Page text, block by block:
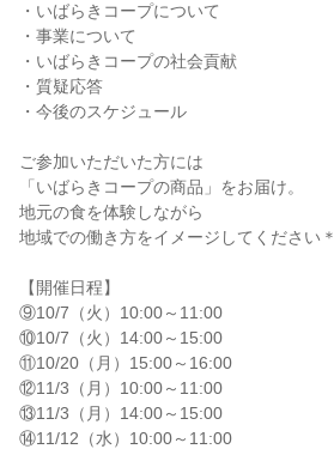
・いばらきコープについて
・事業について
・いばらきコープの社会貢献
・質疑応答
・今後のスケジュール
ご参加いただいた方には
「いばらきコープの商品」をお届け。
地元の食を体験しながら
地域での働き方をイメージしてください＊
【開催日程】
⑨10/7（火）10:00～11:00
⑩10/7（火）14:00～15:00
⑪10/20（月）15:00～16:00
⑫11/3（月）10:00～11:00
⑬11/3（月）14:00～15:00
⑭11/12（水）10:00～11:00